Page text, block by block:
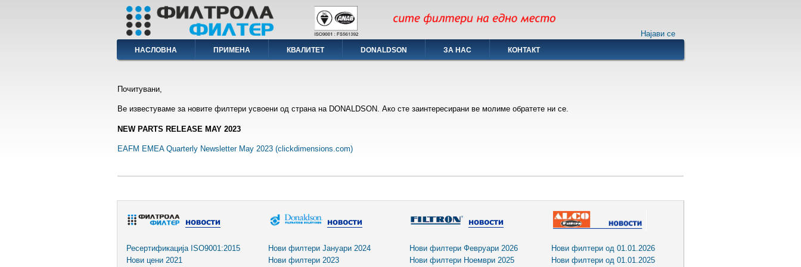
Најави се
Main
navigation
НАСЛОВНА ПРИМЕНА КВАЛИТЕТ DONALDSON ЗА НАС КОНТАКТ
Почитувани,
Ве известуваме за новите филтери усвоени од страна на DONALDSON. Ако сте заинтересирани ве молиме обратете ни се.
NEW PARTS RELEASE MAY 2023
EAFM EMEA Quarterly Newsletter May 2023 (clickdimensions.com)
Ресертификација ISO9001:2015
Нови цени 2021
Нови филтери Јануари 2024
Нови филтери 2023
Нови филтери Февруари 2026
Нови филтери Ноември 2025
Нови филтери од 01.01.2026
Нови филтери од 01.01.2025